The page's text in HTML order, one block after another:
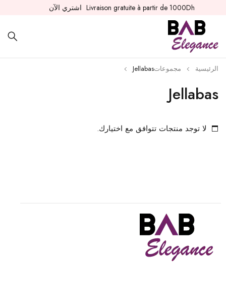
Livraison gratuite à partir de 1000Dh اشتري الآن
Jellabas
الرئيسية مجموعاتJellabas
لا توجد منتجات تتوافق مع اختيارك.